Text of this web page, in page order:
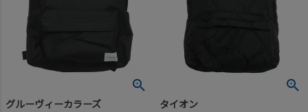
グルーヴィーカラーズ タイオン